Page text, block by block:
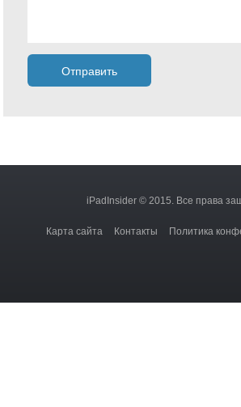
iPadInsider © 2015. Все права
Карта сайта Контакты Политика